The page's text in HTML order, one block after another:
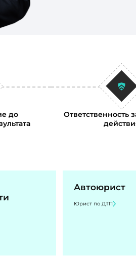
до
Ответственность
Автоюрист
Юрист по ДТП